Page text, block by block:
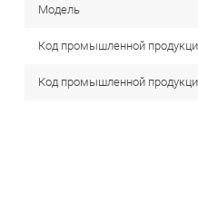
Модель
Код промышленной
Код промышленной